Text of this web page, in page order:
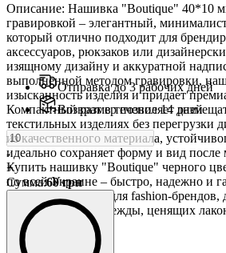
Описание: Нашивка "Boutique" 40*10
гравировкой – элегантный,
который отлично подходит для
аксессуаров, рюкзаков или
изящному дизайну и аккуратной
выполненной методом гравировки,
изысканность изделия и придает
Компактный размер позволяет
текстильных изделиях без перегрузки
из качественного материала,
идеально сохраняет форму и вид после
Купить нашивку "Boutique" черного
по всей Украине – быстро, надежно и
Идеальный выбор для fashion-брендов,
производителей одежды, ценящих
Отправка до 3 рабочих дней
Возврат в течение 14 дней
-
+
Сумма:60 грн